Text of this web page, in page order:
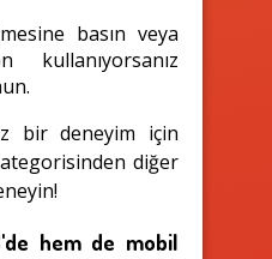
basın veya
kullanıyorsanız
bir deneyim için
diğer
hem de mobil